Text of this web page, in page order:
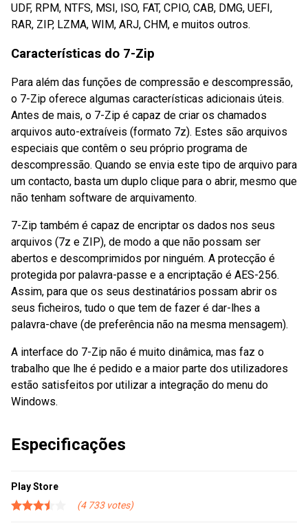
UDF, RPM, NTFS, MSI, ISO, FAT, CPIO, CAB, DMG, UEFI,
RAR, ZIP, LZMA, WIM, ARJ, CHM, e muitos outros.
Características do 7-Zip
Para além das funções de compressão e descompressão,
o 7-Zip oferece algumas características adicionais úteis.
Antes de mais, o 7-Zip é capaz de criar os chamados
arquivos auto-extraíveis (formato 7z). Estes são arquivos
especiais que contêm o seu próprio programa de
descompressão. Quando se envia este tipo de arquivo para
um contacto, basta um duplo clique para o abrir, mesmo que
não tenham software de arquivamento.
7-Zip também é capaz de encriptar os dados nos seus
arquivos (7z e ZIP), de modo a que não possam ser
abertos e descomprimidos por ninguém. A protecção é
protegida por palavra-passe e a encriptação é AES-256.
Assim, para que os seus destinatários possam abrir os
seus ficheiros, tudo o que tem de fazer é dar-lhes a
palavra-chave (de preferência não na mesma mensagem).
A interface do 7-Zip não é muito dinâmica, mas faz o
trabalho que lhe é pedido e a maior parte dos utilizadores
estão satisfeitos por utilizar a integração do menu do
Windows.
Especificações
Play Store
4 733